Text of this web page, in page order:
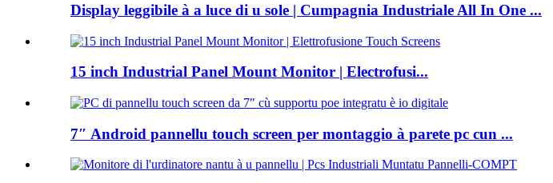
Display leggibile à a luce di u sole | Cumpagnia Industriale All In One ...
15 inch Industrial Panel Mount Monitor | Electrofusi...
7″ Android pannellu touch screen per montaggio à parete pc cun ...